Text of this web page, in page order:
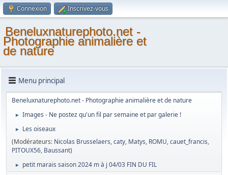
Connexion Inscrivez-vous
Beneluxnaturephoto.net -
Photographie animalière et
de nature
Menu principal
Beneluxnaturephoto.net - Photographie animalière et de nature
► Images - Ne postez qu'un fil par semaine et par galerie !
►
Les oiseaux
(Modérateurs: Nicolas Brusselaers,caty, Matys, ROMU,cauet_francis,
PITOUX56, Baussant)
► petit marais saison 2024 m à j 04/03 FIN DU FIL